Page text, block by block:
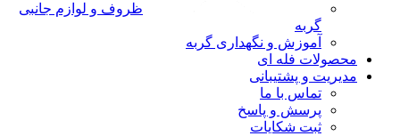
ظروف و لوازم جانبی
گربه
آموزش و نگهداری گربه
محصولات فله ای
مدیریت و پشتیبانی
تماس با ما
پرسش و پاسخ
ثبت شکایات